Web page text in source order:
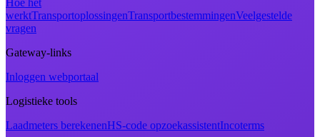
werktTransportoplossingenTransportbestemmingenVeelgestelde
vragen
Gateway-links
Inloggen webportaal
Logistieke tools
Laadmeters berekenenHS-code opzoekassistentIncoterms